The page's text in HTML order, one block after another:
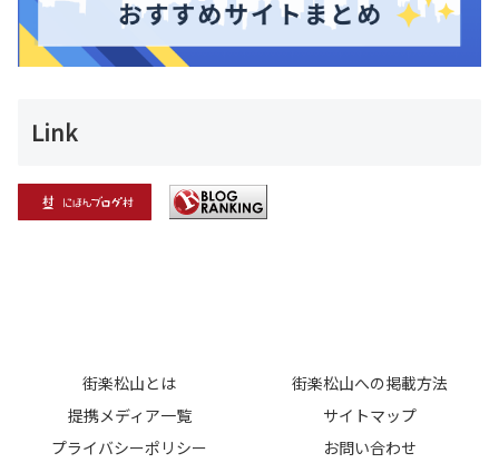
Link
街楽松山とは
街楽松山への掲載方法
提携メディア一覧
サイトマップ
プライバシーポリシー
お問い合わせ